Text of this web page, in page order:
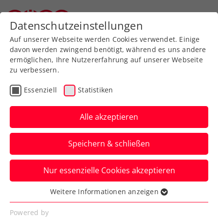
Zurück zur Newsübersicht
Turniere
Danube Upper Austria
Open powered by SKE:
Garin stoppt starken
Oberleitner
Der letzte Österreicher im Einzel beim
ATP-Challenger in Mauthausen scheidet
im Viertelfinale aus.
Datenschutzeinstellungen
Auf unserer Webseite werden Cookies verwendet. Einige
davon werden zwingend benötigt, während es uns andere
ermöglichen, Ihre Nutzererfahrung auf unserer Webseite
zu verbessern.
Essenziell Statistiken
Alle akzeptieren
Speichern & schließen
Nur essenzielle Cookies akzeptieren
Essenziell
Essenzielle Cookies werden für grundlegende
Weitere Informationen anzeigen
Powered by